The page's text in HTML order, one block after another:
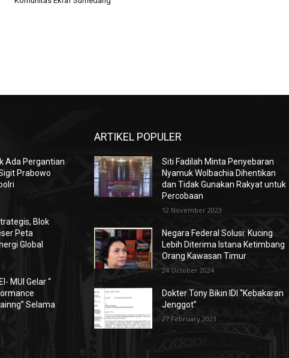
Ada Pergantian
Prabowo
​Blok
Peta
Global
MUI Gelar “
Selama
ARTIKEL POPULER
Siti Fadilah Minta Penyebaran
Nyamuk Wolbachia Dihentikan
dan Tidak Gunakan Rakyat untuk
Percobaan
12 November 2023
Negara Federal Solusi: Kucing
Lebih Diterima Istana Ketimbang
Orang Kawasan Timur
24 October 2024
Dokter Tony Bikin IDI “Kebakaran
Jenggot”
27 February 2023